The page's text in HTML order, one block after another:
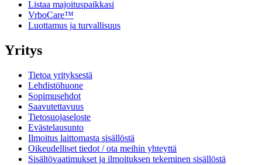
Listaa majoituspaikkasi
VrboCare™
Luottamus ja turvallisuus
Yritys
Tietoa yrityksestä
Lehdistöhuone
Sopimusehdot
Saavutettavuus
Tietosuojaseloste
Evästelausunto
Ilmoitus laittomasta sisällöstä
Oikeudelliset tiedot / ota meihin yhteyttä
Sisältövaatimukset ja ilmoituksen tekeminen sisällöstä